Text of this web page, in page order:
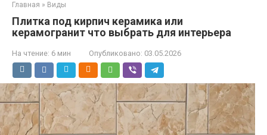
Главная » Виды
Плитка под кирпич керамика или
керамогранит что выбрать для интерьера
На чтение: 6 мин Опубликовано: 03.05.2026